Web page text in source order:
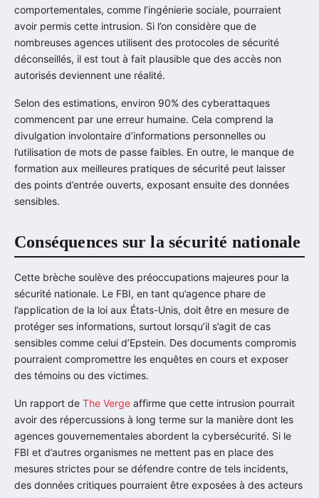
comportementales, comme l’ingénierie sociale, pourraient
avoir permis cette intrusion. Si l’on considère que de
nombreuses agences utilisent des protocoles de sécurité
déconseillés, il est tout à fait plausible que des accès non
autorisés deviennent une réalité.
Selon des estimations, environ 90% des cyberattaques
commencent par une erreur humaine. Cela comprend la
divulgation involontaire d’informations personnelles ou
l’utilisation de mots de passe faibles. En outre, le manque de
formation aux meilleures pratiques de sécurité peut laisser
des points d’entrée ouverts, exposant ensuite des données
sensibles.
Conséquences sur la sécurité nationale
Cette brèche soulève des préoccupations majeures pour la
sécurité nationale. Le FBI, en tant qu’agence phare de
l’application de la loi aux États-Unis, doit être en mesure de
protéger ses informations, surtout lorsqu’il s’agit de cas
sensibles comme celui d’Epstein. Des documents compromis
pourraient compromettre les enquêtes en cours et exposer
des témoins ou des victimes.
Un rapport de The Verge affirme que cette intrusion pourrait
avoir des répercussions à long terme sur la manière dont les
agences gouvernementales abordent la cybersécurité. Si le
FBI et d’autres organismes ne mettent pas en place des
mesures strictes pour se défendre contre de tels incidents,
des données critiques pourraient être exposées à des acteurs